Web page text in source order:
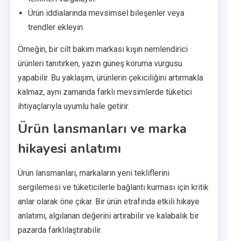
Ürün iddialarında mevsimsel bileşenler veya
trendler ekleyin.
Örneğin, bir cilt bakım markası kışın nemlendirici
ürünleri tanıtırken, yazın güneş koruma vurgusu
yapabilir. Bu yaklaşım, ürünlerin çekiciliğini artırmakla
kalmaz, aynı zamanda farklı mevsimlerde tüketici
ihtiyaçlarıyla uyumlu hale getirir.
Ürün lansmanları ve marka
hikayesi anlatımı
Ürün lansmanları, markaların yeni tekliflerini
sergilemesi ve tüketicilerle bağlantı kurması için kritik
anlar olarak öne çıkar. Bir ürün etrafında etkili hikaye
anlatımı, algılanan değerini artırabilir ve kalabalık bir
pazarda farklılaştırabilir.